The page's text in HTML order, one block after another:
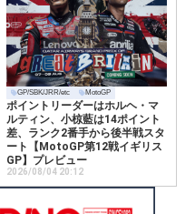
GP/SBK/JRR/etc MotoGP
ポイントリーダーはホルヘ・マ
ルティン、小椋藍は14ポイント
差、ランク2番手から後半戦スタ
ート【MotoGP第12戦イギリス
GP】プレビュー
2026/08/04 20:12